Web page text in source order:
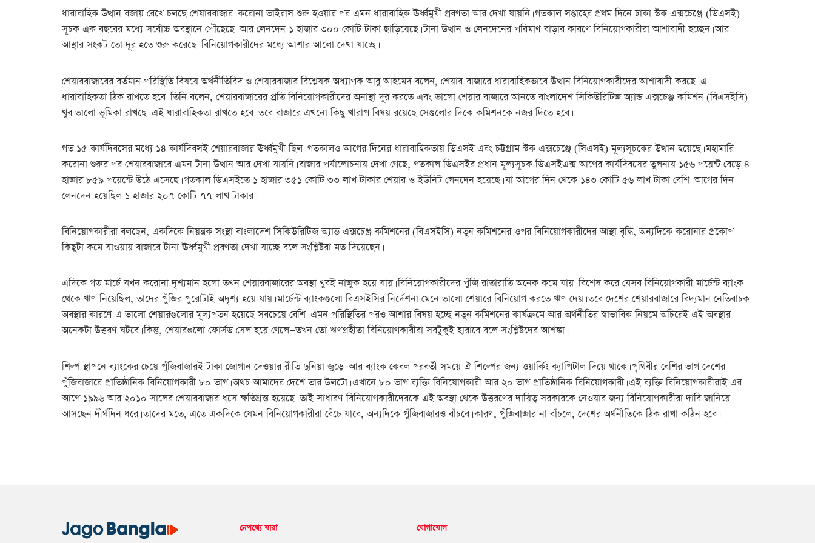
ধারাবাহিক উত্থান বজায় রেখে চলছে শেয়ারবাজার। করোনা ভাইরাস শুরু হওয়ার পর এমন ধারাবাহিক ঊর্ধ্বমুখী প্রবণতা আর দেখা যায়নি। গতকাল সপ্তাহের প্রথম দিনে ঢাকা স্টক এক্সচেঞ্জে (ডিএসই)
সূচক এক বছরের মধ্যে সর্বোচ্চ অবস্থানে পৌঁছেছে। আর লেনদেন ১ হাজার ৩০০ কোটি টাকা ছাড়িয়েছে। টানা উত্থান ও লেনদেনের পরিমাণ বাড়ার কারণে বিনিয়োগকারীরা আশাবাদী হচ্ছেন। আর
আস্থার সংকট তো দূর হতে শুরু করেছে। বিনিয়োগকারীদের মধ্যে আশার আলো দেখা যাচ্ছে।
শেয়ারবাজারের বর্তমান পরিস্থিতি বিষয়ে অর্থনীতিবিদ ও শেয়ারবাজার বিশ্লেষক অধ্যাপক আবু আহমেদ বলেন, শেয়ার-বাজারে ধারাবাহিকভাবে উত্থান বিনিয়োগকারীদের আশাবাদী করছে। এ
ধারাবাহিকতা ঠিক রাখতে হবে। তিনি বলেন, শেয়ারবাজারের প্রতি বিনিয়োগকারীদের অনাস্থা দূর করতে এবং ভালো শেয়ার বাজারে আনতে বাংলাদেশ সিকিউরিটিজ অ্যান্ড এক্সচেঞ্জ কমিশন (বিএসইসি)
খুব ভালো ভূমিকা রাখছে। এই ধারাবাহিকতা রাখতে হবে। তবে বাজারে এখনো কিছু খারাপ বিষয় রয়েছে সেগুলোর দিকে কমিশনকে নজর দিতে হবে।
গত ১৫ কার্যদিবসের মধ্যে ১৪ কার্যদিবসই শেয়ারবাজার ঊর্ধ্বমুখী ছিল। গতকালও আগের দিনের ধারাবাহিকতায় ডিএসই এবং চট্টগ্রাম স্টক এক্সচেঞ্জে (সিএসই) মূল্যসূচকের উত্থান হয়েছে। মহামারি
করোনা শুরুর পর শেয়ারবাজারে এমন টানা উত্থান আর দেখা যায়নি। বাজার পর্যালোচনায় দেখা গেছে, গতকাল ডিএসইর প্রধান মূল্যসূচক ডিএসইএক্স আগের কার্যদিবসের তুলনায় ১৫৬ পয়েন্ট বেড়ে ৪
হাজার ৮৫৯ পয়েন্টে উঠে এসেছে। গতকাল ডিএসইতে ১ হাজার ৩৫১ কোটি ৩৩ লাখ টাকার শেয়ার ও ইউনিট লেনদেন হয়েছে। যা আগের দিন থেকে ১৪৩ কোটি ৫৬ লাখ টাকা বেশি। আগের দিন
লেনদেন হয়েছিল ১ হাজার ২০৭ কোটি ৭৭ লাখ টাকার।
বিনিয়োগকারীরা বলছেন, একদিকে নিয়ন্ত্রক সংস্থা বাংলাদেশ সিকিউরিটিজ অ্যান্ড এক্সচেঞ্জ কমিশনের (বিএসইসি) নতুন কমিশনের ওপর বিনিয়োগকারীদের আস্থা বৃদ্ধি, অন্যদিকে করোনার প্রকোপ
কিছুটা কমে যাওয়ায় বাজারে টানা ঊর্ধ্বমুখী প্রবণতা দেখা যাচ্ছে বলে সংশ্লিষ্টরা মত দিয়েছেন।
এদিকে গত মার্চে যখন করোনা দৃশ্যমান হলো তখন শেয়ারবাজারের অবস্থা খুবই নাজুক হয়ে যায়। বিনিয়োগকারীদের পুঁজি রাতারাতি অনেক কমে যায়। বিশেষ করে যেসব বিনিয়োগকারী মার্চেন্ট ব্যাংক
থেকে ঋণ নিয়েছিল, তাদের পুঁজির পুরোটাই অদৃশ্য হয়ে যায়। মার্চেন্ট ব্যাংকগুলো বিএসইসির নির্দেশনা মেনে ভালো শেয়ারে বিনিয়োগ করতে ঋণ দেয়। তবে দেশের শেয়ারবাজারে বিদ্যমান নেতিবাচক
অবস্থার কারণে এ ভালো শেয়ারগুলোর মূল্যপতন হয়েছে সবচেয়ে বেশি। এমন পরিস্থিতির পরও আশার বিষয় হচ্ছে নতুন কমিশনের কার্যক্রমে আর অর্থনীতির স্বাভাবিক নিয়মে অচিরেই এই অবস্থার
অনেকটা উত্তরণ ঘটবে। কিন্তু, শেয়ারগুলো ফোর্সড সেল হয়ে গেলে—তখন তো ঋণগ্রহীতা বিনিয়োগকারীরা সবটুকুই হারাবে বলে সংশ্লিষ্টদের আশঙ্কা।
শিল্প স্থাপনে ব্যাংকের চেয়ে পুঁজিবাজারই টাকা জোগান দেওয়ার রীতি দুনিয়া জুড়ে। আর ব্যাংক কেবল পরবর্তী সময়ে ঐ শিল্পের জন্য ওয়ার্কিং ক্যাপিটাল দিয়ে থাকে। পৃথিবীর বেশির ভাগ দেশের
পুঁজিবাজারে প্রাতিষ্ঠানিক বিনিয়োগকারী ৮০ ভাগ। অথচ আমাদের দেশে তার উলটো। এখানে ৮০ ভাগ ব্যক্তি বিনিয়োগকারী আর ২০ ভাগ প্রাতিষ্ঠানিক বিনিয়োগকারী। এই ব্যক্তি বিনিয়োগকারীরাই এর
আগে ১৯৯৬ আর ২০১০ সালের শেয়ারবাজার ধসে ক্ষতিগ্রস্ত হয়েছে। তাই সাধারণ বিনিয়োগকারীদেরকে এই অবস্থা থেকে উত্তরণের দায়িত্ব সরকারকে নেওয়ার জন্য বিনিয়োগকারীরা দাবি জানিয়ে
আসছেন দীর্ঘদিন ধরে। তাদের মতে, এতে একদিকে যেমন বিনিয়োগকারীরা বেঁচে যাবে, অন্যদিকে পুঁজিবাজারও বাঁচবে। কারণ, পুঁজিবাজার না বাঁচলে, দেশের অর্থনীতিকে ঠিক রাখা কঠিন হবে।
নেপথ্যে যারা যোগাযোগ